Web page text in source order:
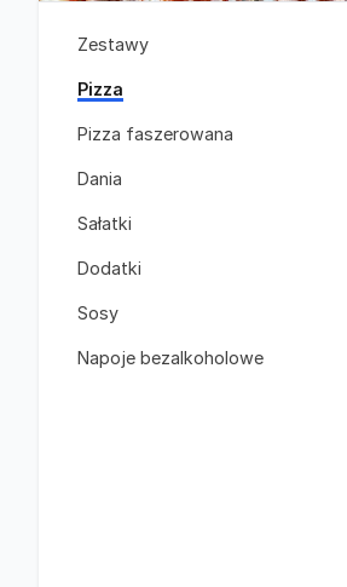
Zestawy
Pizza
Pizza faszerowana
Dania
Sałatki
Dodatki
Sosy
Napoje bezalkoholowe